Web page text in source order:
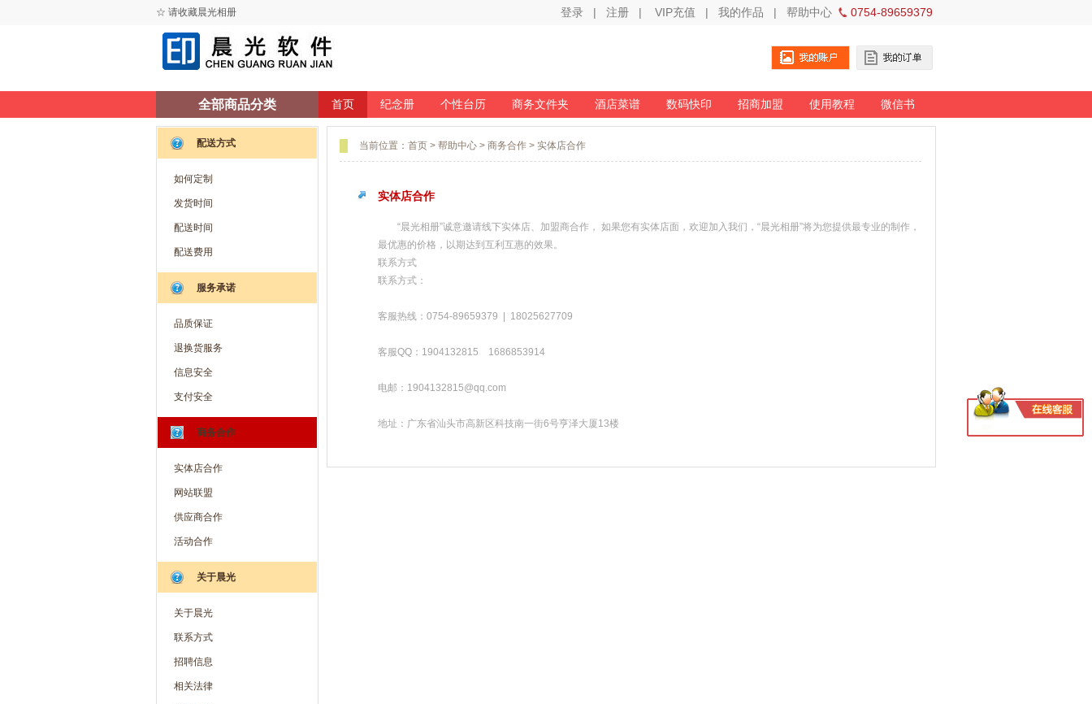
☆ 请收藏晨光相册 登录 | 注册 | VIP充值 | 我的作品 | 帮助中心 0754-89659379
全部商品分类 首页 纪念册 个性台历 商务文件夹 酒店菜谱 数码快印 招商加盟 使用教程 微信书
配送方式
如何定制
发货时间
配送时间
配送费用
服务承诺
品质保证
退换货服务
信息安全
支付安全
商务合作
实体店合作
网站联盟
供应商合作
活动合作
关于晨光
关于晨光
联系方式
招聘信息
相关法律
当前位置： 首页 > 帮助中心 > 商务合作 > 实体店合作
实体店合作
“晨光相册”诚意邀请线下实体店、加盟商合作， 如果您有实体店面，欢迎加入我们，“晨光相册”将为您提供最专业的制作，
最优惠的价格，以期达到互利互惠的效果。
联系方式
联系方式：
客服热线：0754-89659379 | 18025627709
客服QQ：1904132815 1686853914
电邮：1904132815@qq.com
地址：广东省汕头市高新区科技南一街6号亨泽大厦13楼